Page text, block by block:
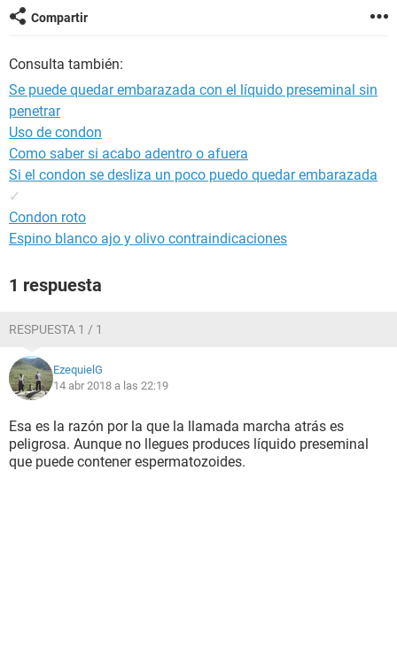
Compartir
Consulta también:
Se puede quedar embarazada con el líquido preseminal sin
penetrar
Uso de condon
Como saber si acabo adentro o afuera
Si el condon se desliza un poco puedo quedar embarazada
✓
Condon roto
Espino blanco ajo y olivo contraindicaciones
1 respuesta
RESPUESTA 1 / 1
EzequielG
14 abr 2018 a las 22:19
Esa es la razón por la que la llamada marcha atrás es
peligrosa. Aunque no llegues produces líquido preseminal
que puede contener espermatozoides.